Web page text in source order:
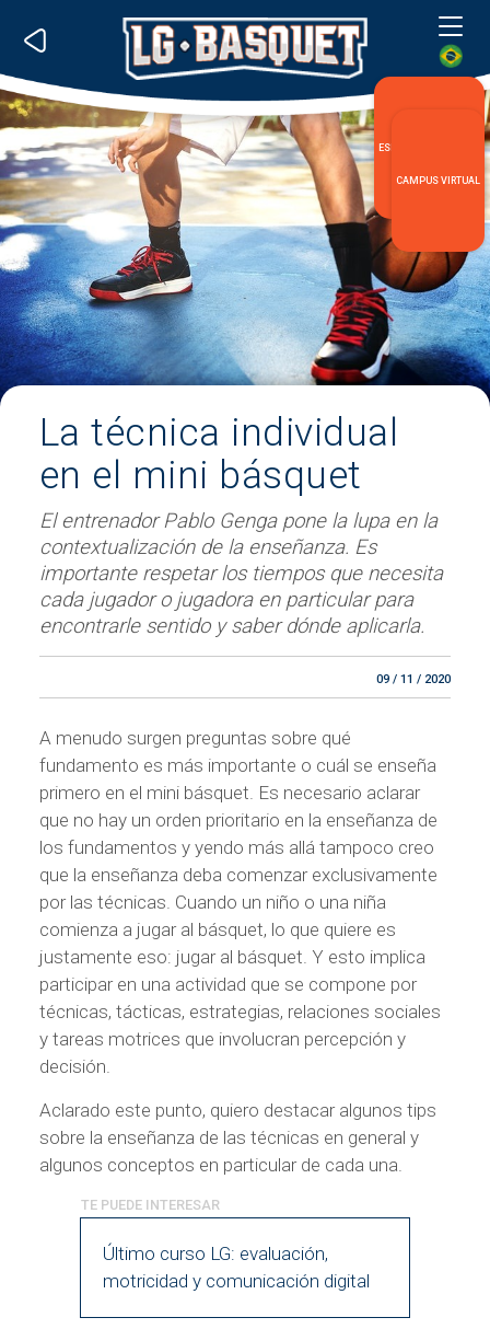
ESPECIALIZACIÓN LG
CAMPUS VIRTUAL
La técnica individual
en el mini básquet
El entrenador Pablo Genga pone la lupa en la
contextualización de la enseñanza. Es
importante respetar los tiempos que necesita
cada jugador o jugadora en particular para
encontrarle sentido y saber dónde aplicarla.
09 / 11 / 2020
A menudo surgen preguntas sobre qué
fundamento es más importante o cuál se enseña
primero en el mini básquet. Es necesario aclarar
que no hay un orden prioritario en la enseñanza de
los fundamentos y yendo más allá tampoco creo
que la enseñanza deba comenzar exclusivamente
por las técnicas. Cuando un niño o una niña
comienza a jugar al básquet, lo que quiere es
justamente eso: jugar al básquet. Y esto implica
participar en una actividad que se compone por
técnicas, tácticas, estrategias, relaciones sociales
y tareas motrices que involucran percepción y
decisión.
Aclarado este punto, quiero destacar algunos tips
sobre la enseñanza de las técnicas en general y
algunos conceptos en particular de cada una.
Último curso LG: evaluación,
motricidad y comunicación digital